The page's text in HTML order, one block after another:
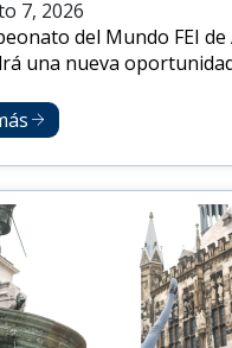
7, 2026
del Mundo FEI de
una nueva